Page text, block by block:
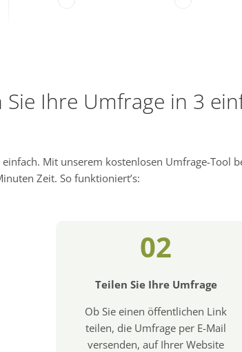
Sie Ihre Umfrage in 3
Mit unserem kostenlosen Umfrage-Tool
Zeit. So funktioniert’s:
02
Teilen Sie Ihre Umfrage
Ob Sie einen öffentlichen Link
teilen, die Umfrage per E-Mail
versenden, auf Ihrer Website